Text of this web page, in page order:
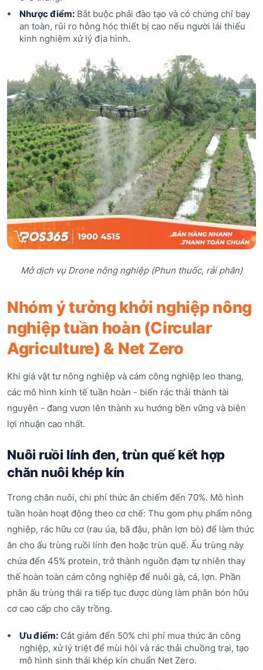
Nhược điểm:Bắt buộc phải đào tạo và có chứng chỉ bay
an toàn, rủi ro hỏng hóc thiết bị cao nếu người lái thiếu
kinh nghiệm xử lý địa hình.
Mở dịch vụ Drone nông nghiệp (Phun thuốc, rải phân)
Nhóm ý tưởng khởi nghiệp nông
nghiệp tuần hoàn (Circular
Agriculture) & Net Zero
Khi giá vật tư nông nghiệp và cám công nghiệp leo thang,
các mô hình kinh tế tuần hoàn - biến rác thải thành tài
nguyên - đang vươn lên thành xu hướng bền vững và biên
lợi nhuận cao nhất.
Nuôi ruồi lính đen, trùn quế kết hợp
chăn nuôi khép kín
Trong chăn nuôi, chi phí thức ăn chiếm đến 70%. Mô hình
tuần hoàn hoạt động theo cơ chế: Thu gom phụ phẩm nông
nghiệp, rác hữu cơ (rau úa, bã đậu, phân lợn bò) để làm thức
ăn cho ấu trùng ruồi lính đen hoặc trùn quế. Ấu trùng này
chứa đến 45% protein, trở thành nguồn đạm tự nhiên thay
thế hoàn toàn cám công nghiệp để nuôi gà, cá, lợn. Phần
phân ấu trùng thải ra tiếp tục được dùng làm phân bón hữu
cơ cao cấp cho cây trồng.
Ưu điểm:Cắt giảm đến 50% chi phí mua thức ăn công
nghiệp, xử lý triệt để mùi hôi và rác thải chuồng trại, tạo
mô hình sinh thái khép kín chuẩn Net Zero.